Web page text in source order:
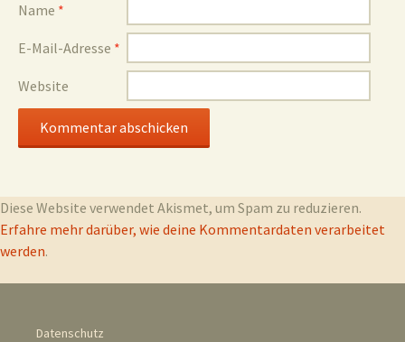
Name *
E-Mail-Adresse *
Website
Diese Website verwendet Akismet, um Spam zu reduzieren.
Erfahre mehr darüber, wie deine Kommentardaten verarbeitet
werden.
Datenschutz